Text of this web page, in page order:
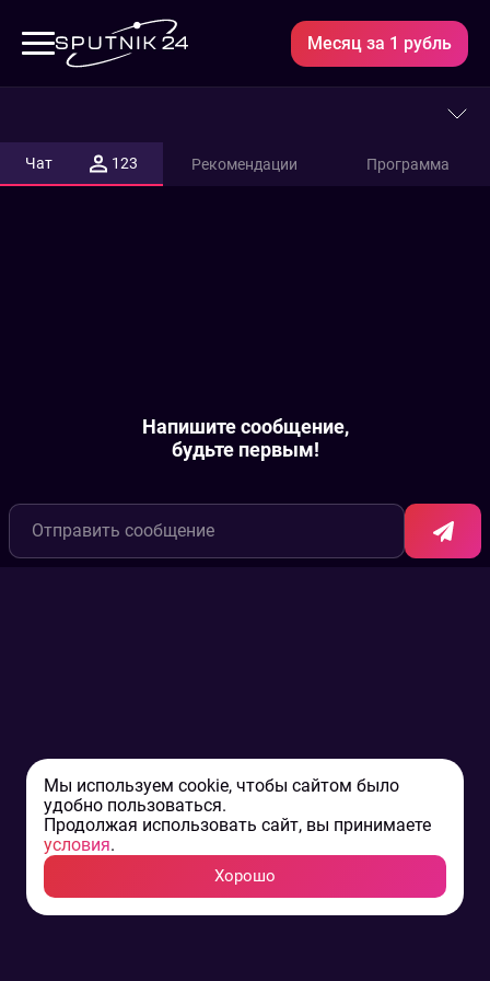
Месяц за 1 рубль
Мы используем cookie, чтобы сайтом было
удобно пользоваться.
Продолжая использовать сайт, вы принимаете
условия.
Хорошо
HD
-
Чат 123 Рекомендации Программа
Напишите сообщение,
будьте первым!